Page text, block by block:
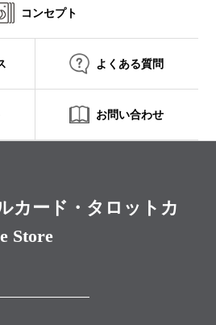
コンセプト
よくある質問
お問い合わせ
カード・タロットカ
Store